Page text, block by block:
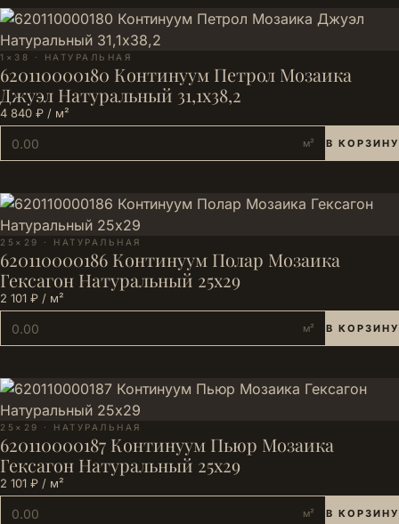
1×38 · НАТУРАЛЬНАЯ
620110000180 Континуум Петрол Мозаика
Джуэл Натуральный 31,1х38,2
4 840 ₽ / м²
м² В КОРЗИНУ
25×29 · НАТУРАЛЬНАЯ
620110000186 Континуум Полар Мозаика
Гексагон Натуральный 25х29
2 101 ₽ / м²
м² В КОРЗИНУ
25×29 · НАТУРАЛЬНАЯ
620110000187 Континуум Пьюр Мозаика
Гексагон Натуральный 25х29
2 101 ₽ / м²
м² В КОРЗИНУ